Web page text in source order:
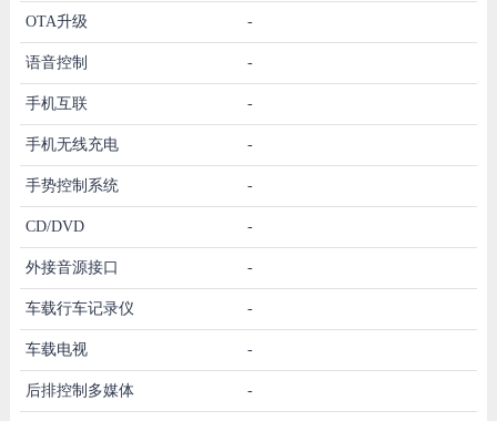
OTA升级 -
语音控制 -
手机互联 -
手机无线充电 -
手势控制系统 -
CD/DVD -
外接音源接口 -
车载行车记录仪 -
车载电视 -
后排控制多媒体 -